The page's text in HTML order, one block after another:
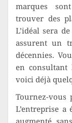
marques
trouver des
L’idéal sera
assurent un
décennies.
en consultant
voici déjà
Tournez-vous
L’entreprise a